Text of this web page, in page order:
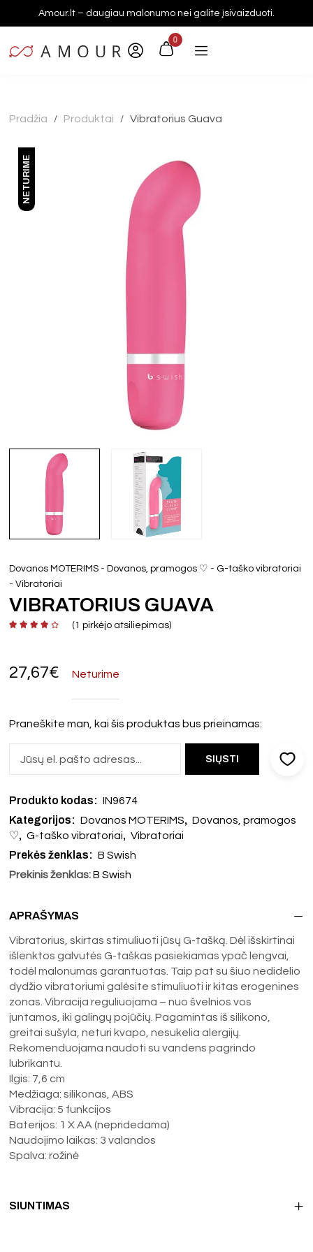
Amour.lt – daugiau malonumo nei galite įsivaizduoti.
0
Pradžia / Produktai / Vibratorius Guava
NETURIME
Dovanos MOTERIMS -Dovanos, pramogos ♡ - G-taško vibratoriai
-Vibratoriai
VIBRATORIUS GUAVA
(1 pirkėjo atsiliepimas)
27,67€ Neturime
Praneškite man, kai šis produktas bus prieinamas:
Produkto kodas: IN9674
Kategorijos: Dovanos MOTERIMS, Dovanos, pramogos
♡, G-taško vibratoriai, Vibratoriai
Prekės ženklas: B Swish
Prekinis ženklas: B Swish
APRAŠYMAS
Vibratorius, skirtas stimuliuoti jūsų G-tašką. Dėl išskirtinai
išlenktos galvutės G-taškas pasiekiamas ypač lengvai,
todėl malonumas garantuotas. Taip pat su šiuo nedidelio
dydžio vibratoriumi galėsite stimuliuoti ir kitas erogenines
zonas. Vibracija reguliuojama – nuo švelnios vos
juntamos, iki galingų pojūčių. Pagamintas iš silikono,
greitai sušyla, neturi kvapo, nesukelia alergijų.
Rekomenduojama naudoti su vandens pagrindo
lubrikantu.
Ilgis: 7,6 cm
Medžiaga: silikonas, ABS
Vibracija: 5 funkcijos
Baterijos: 1 X AA (nepridedama)
Naudojimo laikas: 3 valandos
Spalva: rožinė
SIUNTIMAS